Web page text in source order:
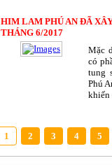
HIM LAM PHÚ AN ĐÃ
THÁNG 6/2017
Mặc
có
tung
Phú
khiến
1 2 3 4 5